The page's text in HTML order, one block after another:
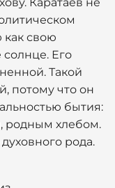
как свою
солнце. Его
Такой
потому что он
бытия:
родным хлебом.
рода.